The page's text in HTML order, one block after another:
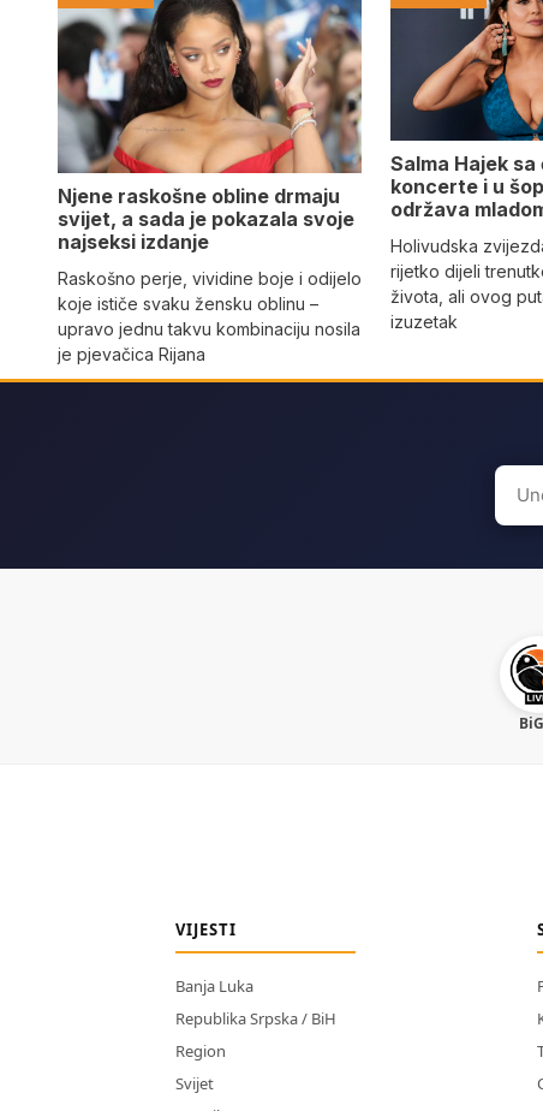
Njene raskošne obline drmaju
svijet, a sada je pokazala svoje
najseksi izdanje
Raskošno perje, vividine boje i odijelo
koje ističe svaku žensku oblinu –
upravo jednu takvu kombinaciju nosila
je pjevačica Rijana
Salma Hajek
koncerte i u
održava
Holivudska
rijetko dijeli
života, ali ovog
izuzetak
Search
for:
VIJESTI
Banja Luka
Republika Srpska / BiH
Region
Svijet